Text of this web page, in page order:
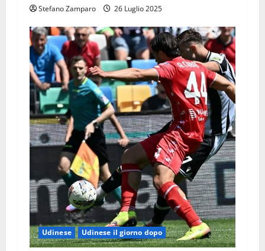
Stefano Zamparo 26 Luglio 2025
Udinese Udinese il giorno dopo